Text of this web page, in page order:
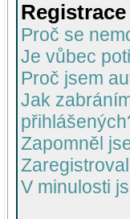
Proč se
Je vůbec
Proč jsem
Jak
Zapomněl
V minulosti